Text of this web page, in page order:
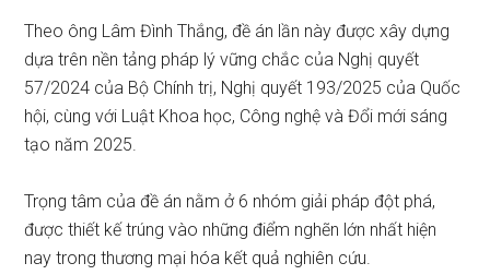
Theo ông Lâm Đình Thắng, đề án lần này được xây dựng
dựa trên nền tảng pháp lý vững chắc của Nghị quyết
57/2024 của Bộ Chính trị, Nghị quyết 193/2025 của Quốc
hội, cùng với Luật Khoa học, Công nghệ và Đổi mới sáng
tạo năm 2025.
Trọng tâm của đề án nằm ở 6 nhóm giải pháp đột phá,
được thiết kế trúng vào những điểm nghẽn lớn nhất hiện
nay trong thương mại hóa kết quả nghiên cứu.